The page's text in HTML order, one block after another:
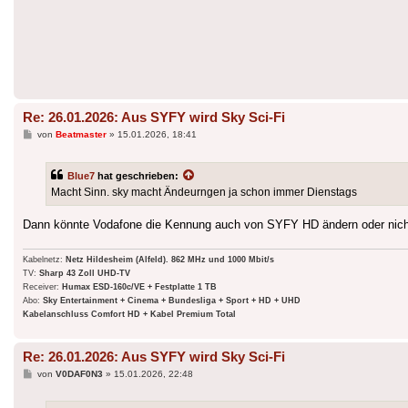
Re: 26.01.2026: Aus SYFY wird Sky Sci-Fi
Beitrag
von Beatmaster» 15.01.2026, 18:41
Blue7 hat geschrieben:
Macht Sinn. sky macht Ändeurngen ja schon immer Dienstags
Dann könnte Vodafone die Kennung auch von SYFY HD ändern oder
Kabelnetz: Netz Hildesheim (Alfeld). 862 MHz und 1000 Mbit/s
TV: Sharp 43 Zoll UHD-TV
Receiver: Humax ESD-160c/VE + Festplatte 1 TB
Abo: Sky Entertainment + Cinema + Bundesliga + Sport + HD + UHD
Kabelanschluss Comfort HD + Kabel Premium Total
Re: 26.01.2026: Aus SYFY wird Sky Sci-Fi
Beitrag
von V0DAF0N3 » 15.01.2026, 22:48